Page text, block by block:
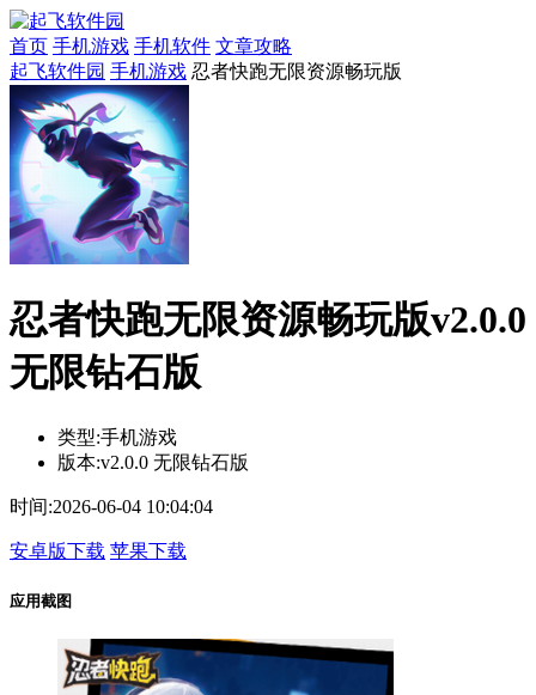
首页 手机游戏 手机软件 文章攻略
起飞软件园 手机游戏 忍者快跑无限资源畅玩版
忍者快跑无限资源畅玩版v2.0.0
无限钻石版
类型:手机游戏
版本:v2.0.0 无限钻石版
时间:2026-06-04 10:04:04
安卓版下载 苹果下载
应用截图